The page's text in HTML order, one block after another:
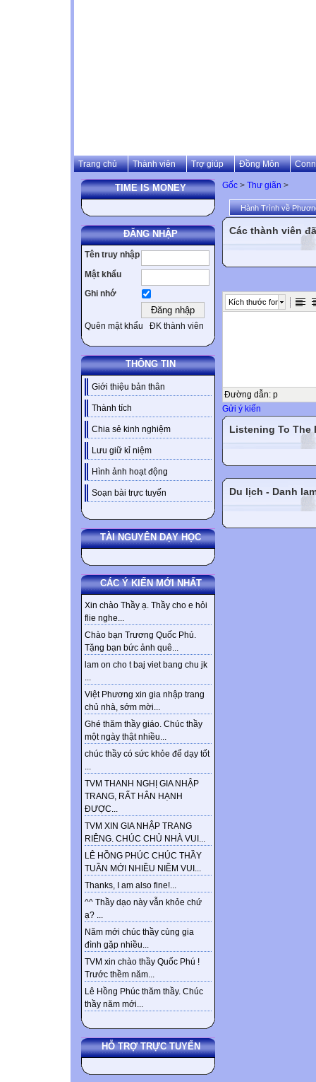
Trang chủ Thành viên Trợ giúp Đồng Môn
TIME IS MONEY
ĐĂNG NHẬP
Tên truy nhập
Mật khẩu
Ghi nhớ
Quên mật khẩu ĐK thành viên
THÔNG TIN
Giới thiệu bản thân
Thành tích
Chia sẻ kinh nghiệm
Lưu giữ kỉ niệm
Hình ảnh hoạt động
Soạn bài trực tuyến
TÀI NGUYÊN DẠY HỌC
CÁC Ý KIẾN MỚI NHẤT
Xin chào Thầy ạ. Thầy cho e hỏi
flie nghe...
Chào bạn Trương Quốc Phú.
Tặng bạn bức ảnh quê...
lam on cho t baj viet bang chu jk
...
Việt Phương xin gia nhập trang
chủ nhà, sớm mời...
Ghé thăm thầy giáo. Chúc thầy
một ngày thật nhiều...
chúc thầy có sức khỏe để dạy tốt
...
TVM THANH NGHỊ GIA NHẬP
TRANG, RẤT HÂN HẠNH
ĐƯỢC...
TVM XIN GIA NHẬP TRANG
RIÊNG. CHÚC CHỦ NHÀ VUI...
LÊ HỒNG PHÚC CHÚC THẦY
TUẦN MỚI NHIỀU NIỀM VUI...
Thanks, I am also fine!...
^^ Thầy dạo này vẫn khỏe chứ
ạ? ...
Năm mới chúc thầy cùng gia
đình gặp nhiều...
TVM xin chào thầy Quốc Phú !
Trước thềm năm...
Lê Hồng Phúc thăm thầy. Chúc
thầy năm mới...
HỖ TRỢ TRỰC TUYẾN
Gốc > Thư giãn >
Hành Trình về
Các thành viên
Kích thước font
Đường dẫn: p
Gửi ý kiến
Listening To The
Du lịch - Danh